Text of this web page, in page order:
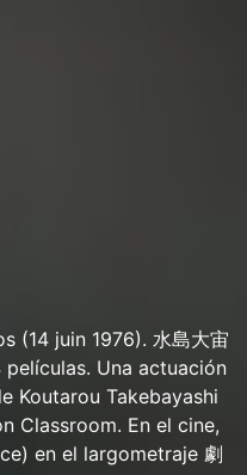
(14 juin 1976). 水島大宙
Una actuación
Koutarou Takebayashi
Classroom. En el cine,
en el largometraje 劇